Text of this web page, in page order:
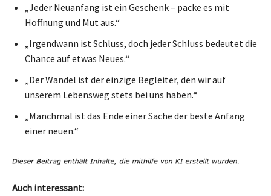
„Jeder Neuanfang ist ein Geschenk – packe es mit
Hoffnung und Mut aus.“
„Irgendwann ist Schluss, doch jeder Schluss bedeutet die
Chance auf etwas Neues.“
„Der Wandel ist der einzige Begleiter, den wir auf
unserem Lebensweg stets bei uns haben.“
„Manchmal ist das Ende einer Sache der beste Anfang
einer neuen.“
Auch interessant: